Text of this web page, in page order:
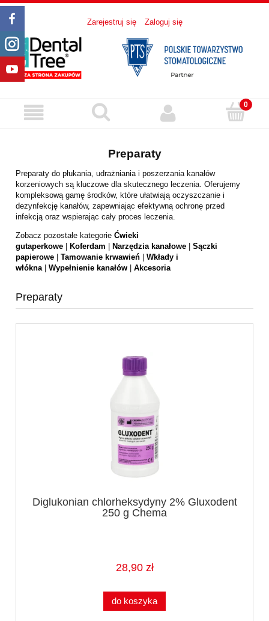
Zarejestruj się Zaloguj się
Preparaty
Preparaty do płukania, udrażniania i poszerzania kanałów
korzeniowych są kluczowe dla skutecznego leczenia. Oferujemy
kompleksową gamę środków, które ułatwiają oczyszczanie i
dezynfekcję kanałów, zapewniając efektywną ochronę przed
infekcją oraz wspierając cały proces leczenia.
Zobacz pozostałe kategorie Ćwieki
gutaperkowe
Koferdam Narzędzia kanałowe
Sączki
papierowe
Tamowanie krwawień
Wkłady i
włókna| Wypełnienie kanałów Akcesoria
Preparaty
Diglukonian chlorheksydyny 2% Gluxodent
250 g Chema
28,90 zł
do koszyka